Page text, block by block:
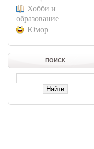
Хобби и
образование
Юмор
ПОИСК